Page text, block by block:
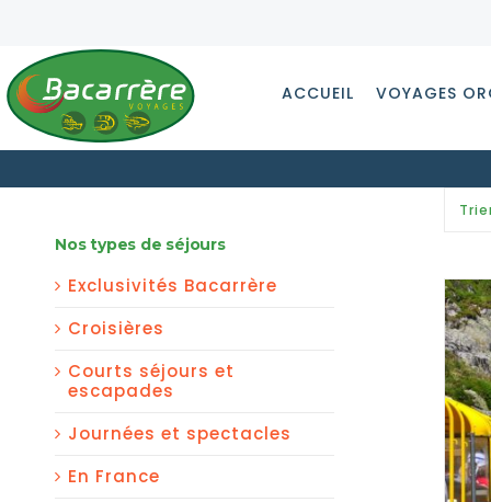
contenu
ACCUEIL VOYAGES
Nos types de séjours
Exclusivités Bacarrère
Croisières
Courts séjours et
escapades
Journées et spectacles
En France